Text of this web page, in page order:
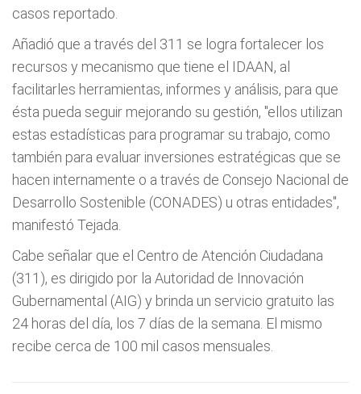
casos reportado.
Añadió que a través del 311 se logra fortalecer los
recursos y mecanismo que tiene el IDAAN, al
facilitarles herramientas, informes y análisis, para que
ésta pueda seguir mejorando su gestión, "ellos utilizan
estas estadísticas para programar su trabajo, como
también para evaluar inversiones estratégicas que se
hacen internamente o a través de Consejo Nacional de
Desarrollo Sostenible (CONADES) u otras entidades",
manifestó Tejada.
Cabe señalar que el Centro de Atención Ciudadana
(311), es dirigido por la Autoridad de Innovación
Gubernamental (AIG) y brinda un servicio gratuito las
24 horas del día, los 7 días de la semana. El mismo
recibe cerca de 100 mil casos mensuales.